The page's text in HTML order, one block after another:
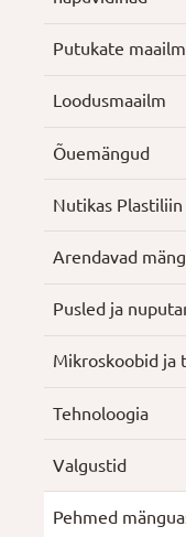
Putukate
Loodusmaailm
Õuemängud
Nutikas Plastiliin
Arendavad
Pusled ja
Mikroskoobid ja
Tehnoloogia
Valgustid
Pehmed